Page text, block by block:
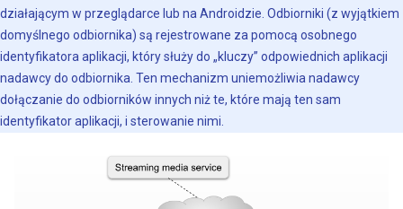
działającym w przeglądarce lub na Androidzie. Odbiorniki (z wyjątkiem
domyślnego odbiornika) są rejestrowane za pomocą osobnego
identyfikatora aplikacji, który służy do „kluczy” odpowiednich aplikacji
nadawcy do odbiornika. Ten mechanizm uniemożliwia nadawcy
dołączanie do odbiorników innych niż te, które mają ten sam
identyfikator aplikacji, i sterowanie nimi.